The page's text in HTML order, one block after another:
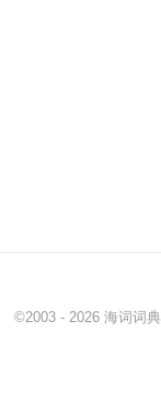
©2003 - 2026 海词词典